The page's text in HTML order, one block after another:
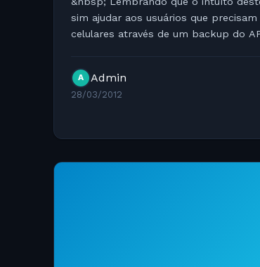
sim ajudar aos usuários que
celulares através de um backup do
A Admin
28/03/2012